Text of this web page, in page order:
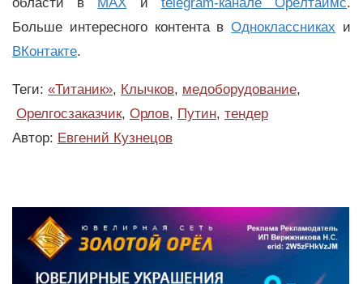
области в MAX и telegram-канале Орёлтаймс.
Больше интересного контента вОдноклассниках и
ВКонтакте.
Теги: «Титаник», Клычков, медоборудование,
Орелгосзаказчик, Орлов, Путин, тендер
Автор: Евгений Кузнецов